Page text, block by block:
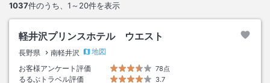
1037件のうち、 1～20件を表示
軽井沢プリンスホテル ウエスト
長野県 南軽井沢
地図
お客様アンケート評価
78点
るるぶトラベル評価
3.7